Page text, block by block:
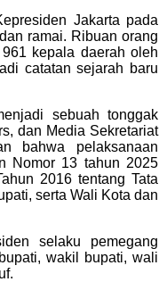
Jakarta pada
ramai. Ribuan orang
kepala daerah oleh
catatan sejarah baru
sebuah tonggak
dan Media Sekretariat
bahwa pelaksanaan
Nomor 13 tahun 2025
2016 tentang Tata
serta Wali Kota dan
selaku pemegang
wakil bupati, wali